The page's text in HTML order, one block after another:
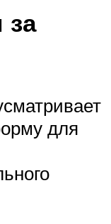
за
для